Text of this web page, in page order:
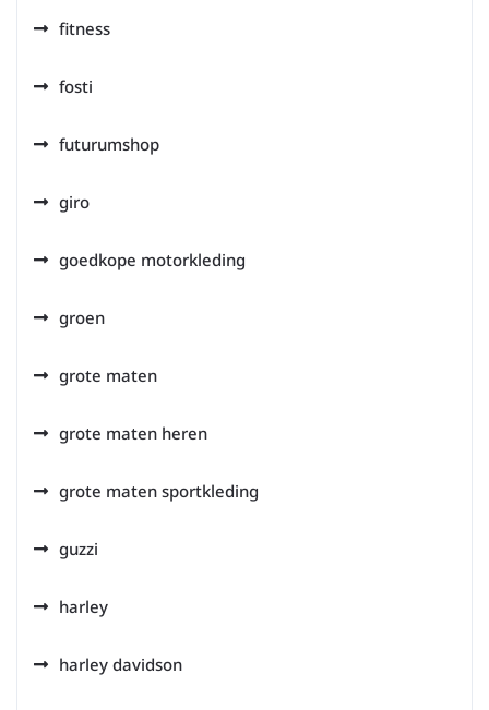
fitness
fosti
futurumshop
giro
goedkope motorkleding
groen
grote maten
grote maten heren
grote maten sportkleding
guzzi
harley
harley davidson